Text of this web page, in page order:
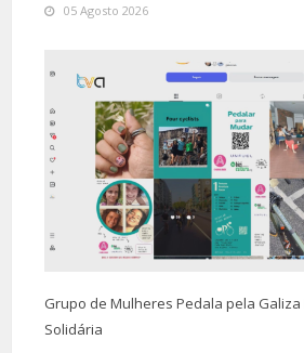
05 Agosto 2026
Grupo de Mulheres Pedala pela
Solidária